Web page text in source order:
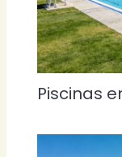
Piscinas